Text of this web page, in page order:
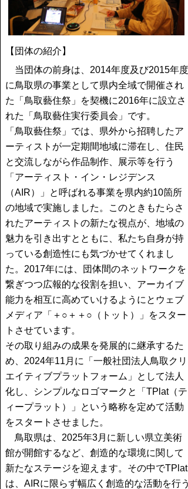
【団体の紹介】
当団体の前身は、2014年度及び2015年度
に鳥取県の事業として県内全域で開催され
た「鳥取藝住祭」を契機に2016年に設立さ
れた「鳥取藝住実行委員会」です。
「鳥取藝住祭」では、県外から招聘したア
ーティストが一定期間地域に滞在し、住民
と交流しながら作品制作、展示等を行う
「アーティスト・イン・レジデンス
（AIR）」と呼ばれる事業を県内約10箇所
の地域で実施しました。このときもたらさ
れたアーティストの新たな視点が、地域の
魅力を引き出すとともに、私たち自身が持
っている創造性にも気づかせてくれまし
た。2017年には、団体間のネットワークを
繋ぎつつ広報的な役割を担い、アーカイブ
能力を相互に高めていけるようにとウェブ
メディア「＋○＋＋○（トット）」をスター
トさせています。
その取り組みの成果を発展的に継承するた
め、2024年11月に「一般社団法人鳥取クリ
エイティブプラットフォーム」として法人
化し、シンプルなロゴマークと「TPlat（テ
ィープラット）」という略称を定めて活動
をスタートさせました。
鳥取県は、2025年3月に新しい県立美術
館が開館するなど、創造的な環境に関して
新たなステージを迎えます。その中でTPlat
は、AIRに限らず幅広く創造的な活動を行う